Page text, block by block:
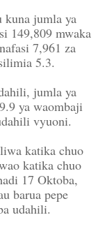
kuna jumla ya
149,809 mwaka
7,961 za
5.3.
jumla ya
ya waombaji
vyuoni.
katika chuo
katika chuo
17 Oktoba,
barua pepe
udahili.